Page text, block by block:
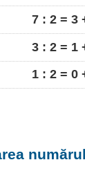
7 : 2 = 3
3 : 2 = 1
1 : 2 = 0